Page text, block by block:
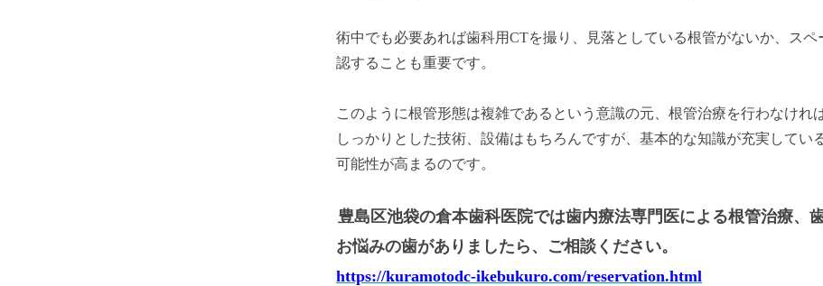
術中でも必要あれば歯科用CTを撮り、見落としている根管がないか、ス
認することも重要です。
このように根管形態は複雑であるという意識の元、根管治療を行わなけれ
しっかりとした技術、設備はもちろんですが、基本的な知識が充実して
可能性が高まるのです。
豊島区池袋の倉本歯科医院では歯内療法専門医による根管治療、
お悩みの歯がありましたら、ご相談ください。
https://kuramotodc-ikebukuro.com/reservation.html